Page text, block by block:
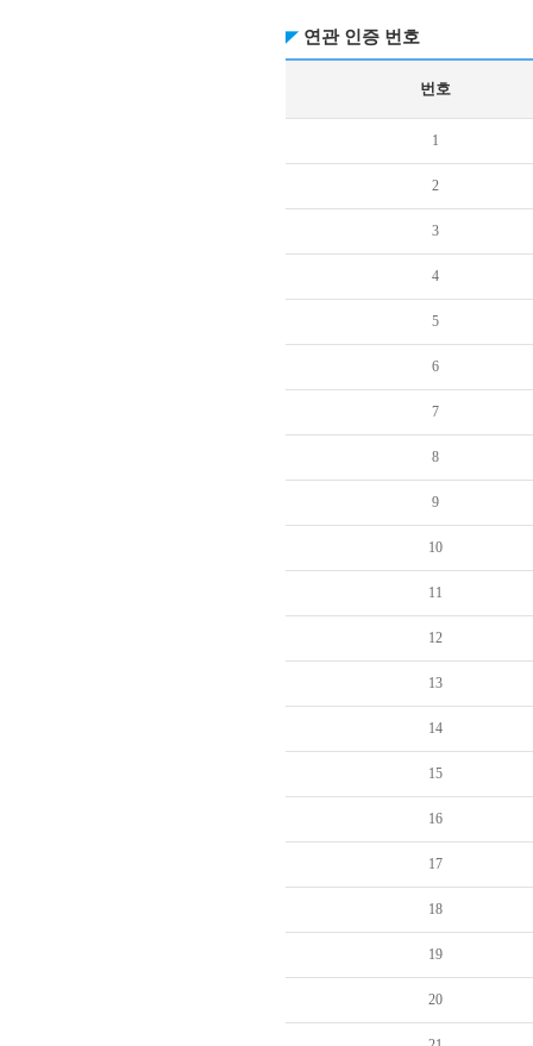
연관 인증 번호
번호
1
2
3
4
5
6
7
8
9
10
11
12
13
14
15
16
17
18
19
20